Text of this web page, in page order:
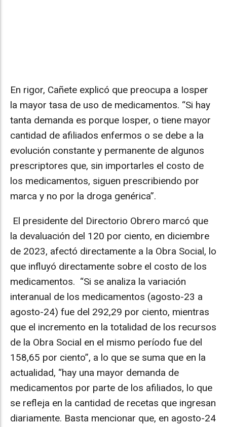
En rigor, Cañete explicó que preocupa a Iosper
la mayor tasa de uso de medicamentos. “Si hay
tanta demanda es porque Iosper, o tiene mayor
cantidad de afiliados enfermos o se debe a la
evolución constante y permanente de algunos
prescriptores que, sin importarles el costo de
los medicamentos, siguen prescribiendo por
marca y no por la droga genérica”.
El presidente del Directorio Obrero marcó que
la devaluación del 120 por ciento, en diciembre
de 2023, afectó directamente a la Obra Social, lo
que influyó directamente sobre el costo de los
medicamentos. “Si se analiza la variación
interanual de los medicamentos (agosto-23 a
agosto-24) fue del 292,29 por ciento, mientras
que el incremento en la totalidad de los recursos
de la Obra Social en el mismo período fue del
158,65 por ciento”, a lo que se suma que en la
actualidad, “hay una mayor demanda de
medicamentos por parte de los afiliados, lo que
se refleja en la cantidad de recetas que ingresan
diariamente. Basta mencionar que, en agosto-24